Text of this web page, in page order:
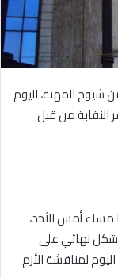
شيوخ المهنة، اليوم
النقابة من قبل
أمس الأحد،
نهائي على
لمناقشة الأزم